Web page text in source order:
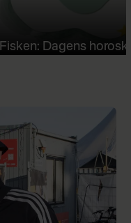
Fisken: Dagens